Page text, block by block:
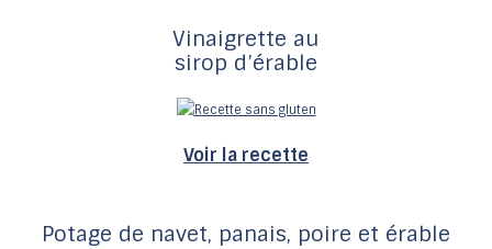
Vinaigrette au
sirop d’érable
Voir la recette
Potage de navet, panais, poire et érable